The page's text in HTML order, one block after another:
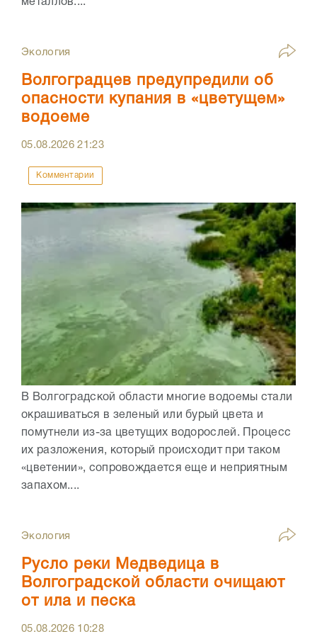
металлов....
Экология
Волгоградцев предупредили об
опасности купания в «цветущем»
водоеме
05.08.202621:23
Комментарии
В Волгоградской области многие водоемы стали
окрашиваться в зеленый или бурый цвета и
помутнели из-за цветущих водорослей. Процесс
их разложения, который происходит при таком
«цветении», сопровождается еще и неприятным
запахом....
Экология
Русло реки Медведица в
Волгоградской области очищают
от ила и песка
05.08.2026 10:28